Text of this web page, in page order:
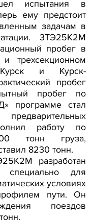
испытания в
ему предстоит
задачам в
3ТЭ25К2М
пробег в
и Курск-
пробег
пробег по
программе стал
работу по
тонн груза,
8230 тонн.
разработан
специально для
условиях
пути. Он
поездов